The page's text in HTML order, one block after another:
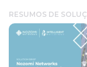
RESUMOS DE